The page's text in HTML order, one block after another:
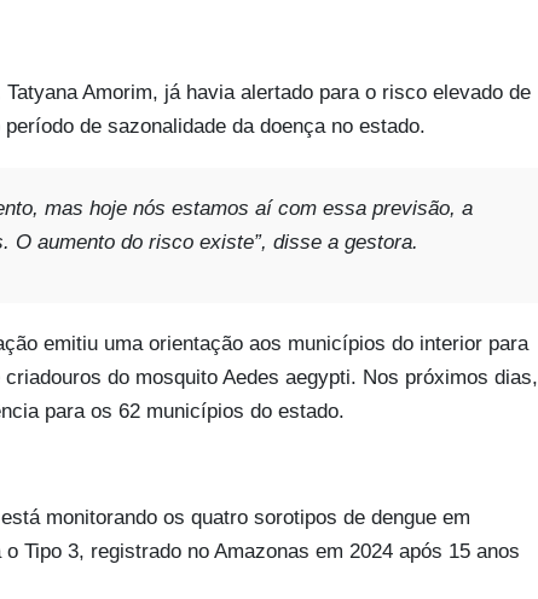
Amorim, já havia alertado para o risco elevado de
de sazonalidade da doença no estado.
mas hoje nós estamos aí com essa previsão, a
O aumento do risco existe”, disse a gestora.
emitiu uma orientação aos municípios do interior para
do mosquito Aedes aegypti. Nos próximos dias,
para os 62 municípios do estado.
monitorando os quatro sorotipos de dengue em
Tipo 3, registrado no Amazonas em 2024 após 15 anos